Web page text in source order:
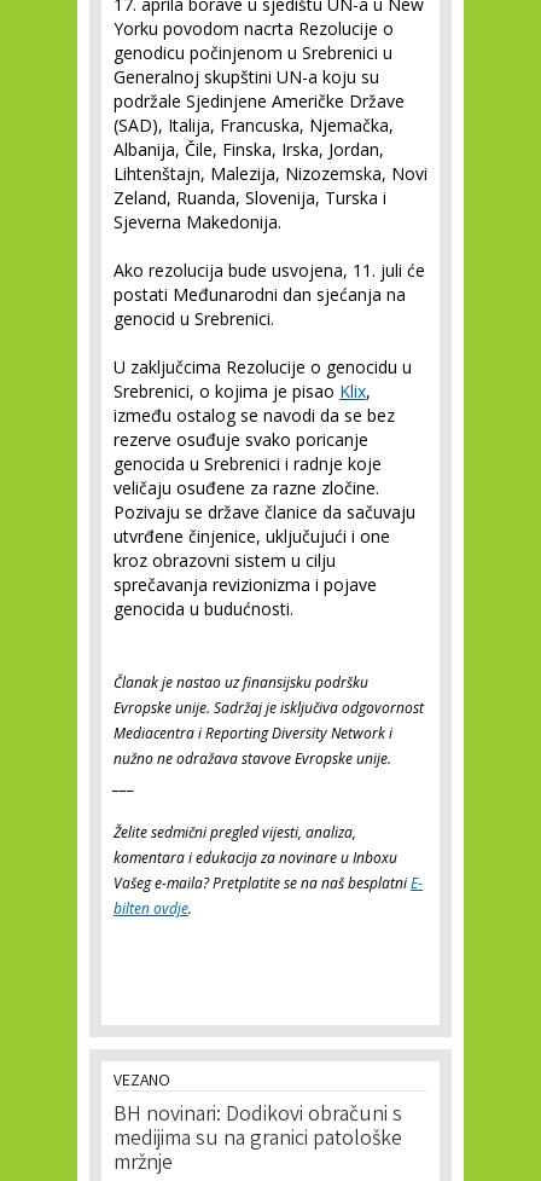
Yorku povodom nacrta Rezolucije o
genodicu počinjenom u Srebrenici u
Generalnoj skupštini UN-a koju su
podržale Sjedinjene Američke Države
(SAD), Italija, Francuska, Njemačka,
Albanija, Čile, Finska, Irska, Jordan,
Lihtenštajn, Malezija, Nizozemska, Novi
Zeland, Ruanda, Slovenija, Turska i
Sjeverna Makedonija.
Ako rezolucija bude usvojena, 11. juli će
postati Međunarodni dan sjećanja na
genocid u Srebrenici.
U zaključcima Rezolucije o genocidu u
Srebrenici, o kojima je pisao Klix,
između ostalog se navodi da se bez
rezerve osuđuje svako poricanje
genocida u Srebrenici i radnje koje
veličaju osuđene za razne zločine.
Pozivaju se države članice da sačuvaju
utvrđene činjenice, uključujući i one
kroz obrazovni sistem u cilju
sprečavanja revizionizma i pojave
genocida u budućnosti.
Članak je nastao uz finansijsku podršku
Evropske unije. Sadržaj je isključiva odgovornost
Mediacentra i Reporting Diversity Network i
nužno ne odražava stavove Evropske unije.
Želite sedmični pregled vijesti, analiza,
komentara i edukacija za novinare u Inboxu
Vašeg e-maila? Pretplatite se na naš besplatniE-
bilten ovdje.
VEZANO
BH novinari: Dodikovi obračuni s
medijima su na granici patološke
mržnje